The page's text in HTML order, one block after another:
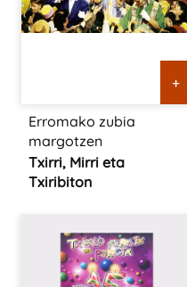
+
Erromako zubia
margotzen
Txirri, Mirri eta
Txiribiton